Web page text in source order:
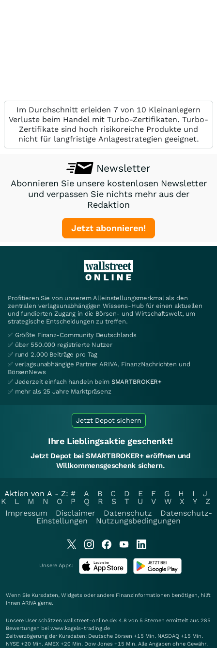
Im Durchschnitt erleiden 7 von 10 Kleinanlegern
Verluste beim Handel mit Turbo-Zertifikaten. Turbo-
Zertifikate sind hoch risikoreiche Produkte und
nicht für langfristige Anlagestrategien geeignet.
Newsletter
Abonnieren Sie unsere kostenlosen Newsletter
und verpassen Sie nichts mehr aus der
Redaktion
Jetzt abonnieren!
Profitieren Sie von unserem Alleinstellungsmerkmal als den
zentralen verlagsunabhängigen Wissens-Hub für einen aktuellen
und fundierten Zugang in die Börsen- und Wirtschaftswelt, um
strategische Entscheidungen zu treffen.
✅ Größte Finanz-Community Deutschlands
✅ über 550.000 registrierte Nutzer
✅ rund 2.000 Beiträge pro Tag
✅ verlagsunabhängige Partner ARIVA, FinanzNachrichten und
BörsenNews
✅ Jederzeit einfach handeln beim SMARTBROKER+
✅ mehr als 25 Jahre Marktpräsenz
Jetzt Depot sichern
Ihre Lieblingsaktie geschenkt!
Jetzt Depot bei SMARTBROKER+ eröffnen und
Willkommensgeschenk sichern.
Aktien von A - Z: # A B C D E F G H I
J
K
L M N O P Q R S T U V W X Y
Z
Impressum
Disclaimer Datenschutz
Datenschutz-
Einstellungen
Nutzungsbedingungen
Unsere Apps:
Wenn Sie Kursdaten, Widgets oder andere Finanzinformationen benötigen, hilft
Ihnen ARIVA gerne.
Unsere User schätzen wallstreet-online.de: 4.8 von 5 Sternen ermittelt aus 285
Bewertungen bei www.kagels-trading.de
Zeitverzögerung der Kursdaten: Deutsche Börsen +15 Min. NASDAQ +15 Min.
NYSE +20 Min. AMEX +20 Min. Dow Jones +15 Min. Alle Angaben ohne Gewähr.